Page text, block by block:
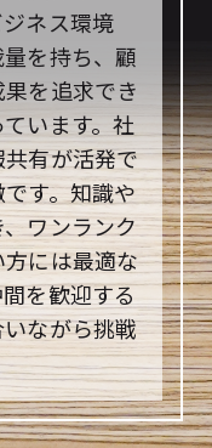
ネス環境
を持ち、顧
を追求でき
います。社
有が活発で
す。知識や
ワンランク
には最適な
を歓迎する
ながら挑戦